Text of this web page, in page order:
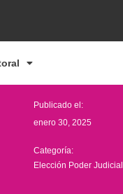
Publicado el:
enero 30, 2025
Categoría:
Elección Poder Judicial